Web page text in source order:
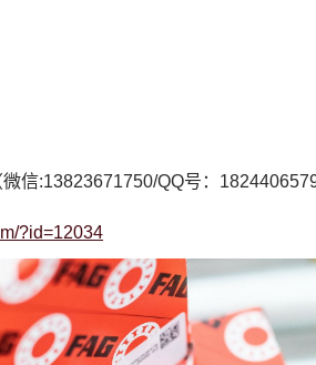
信:13823671750/QQ号：
?id=12034